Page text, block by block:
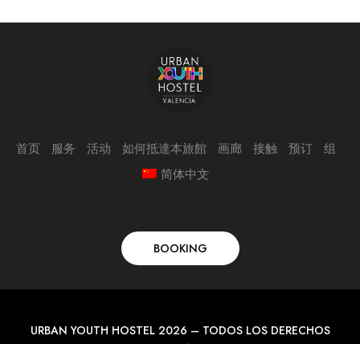
首页 服务 活动 如何抵達本旅館 画廊 接触 预订
组
简体中文
BOOKING
URBAN YOUTH HOSTEL 2026 – TODOS LOS DERECHOS